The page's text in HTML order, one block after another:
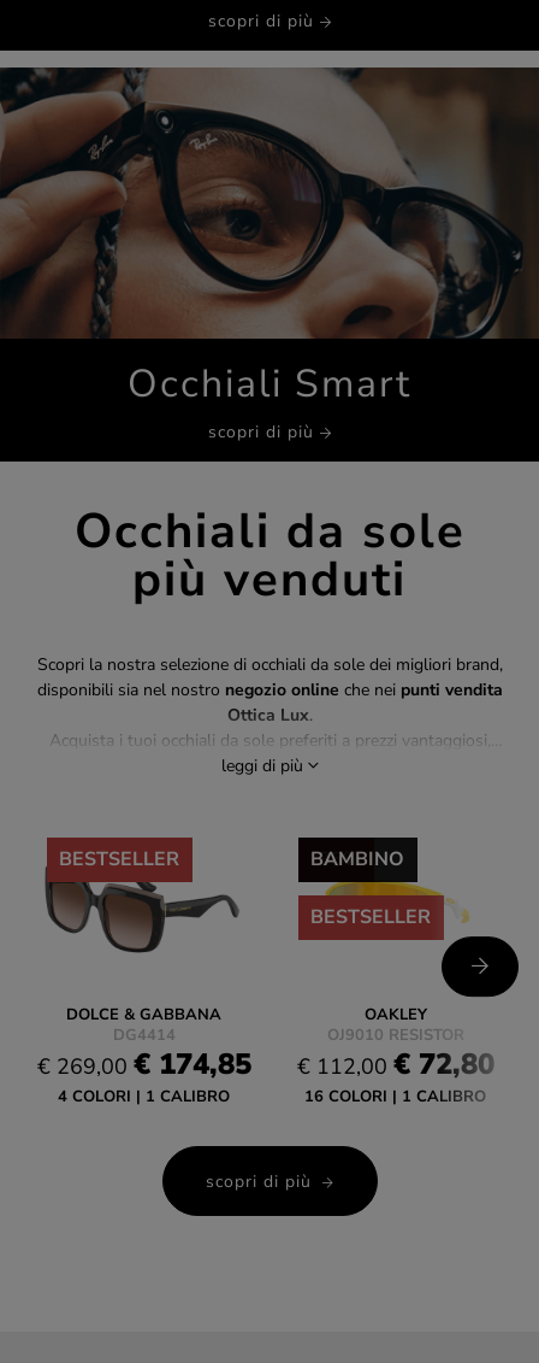
scopri di più
Occhiali Smart
scopri di più
Occhiali da sole
più venduti
Scopri la nostra selezione di occhiali da sole dei migliori brand,
disponibili sia nel nostro negozio online che nei punti vendita
Ottica Lux.
Acquista i tuoi occhiali da sole preferiti a prezzi vantaggiosi,
scegliendo tra modelli di tendenza e grandi classici. Se non trovi
leggi di più
-35%
BESTSELLER
DOLCE & GABBANA
DG4414
€ 269,00 € 174,85
4 COLORI 1 CALIBRO
-35%
BAMBINO
BESTSELLER
OAKLEY
OJ9010 RESISTOR
€ 112,00 € 72,80
16 COLORI 1 CALIBRO
scopri di più